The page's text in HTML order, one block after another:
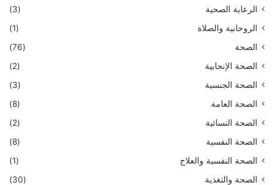
الرعاية الصحية
(3)
الروحانية والصلاة
(1)
الصحة
(76)
الصحة الإنجابية
(2)
الصحة الجنسية
(3)
الصحة العامة
(8)
الصحة النسائية
(2)
الصحة النفسية
(8)
الصحة النفسية والعلاج
(1)
الصحة والتغذية
(30)